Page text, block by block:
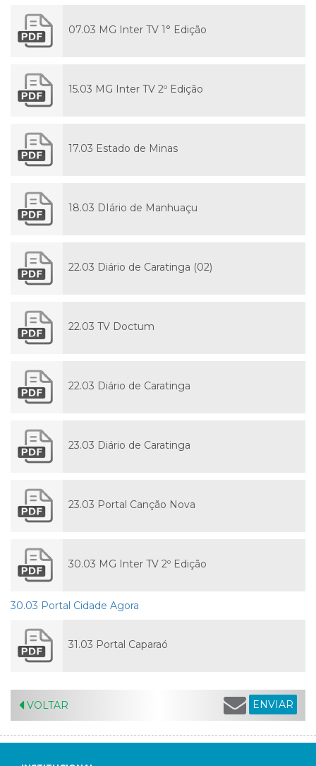
07.03 MG Inter TV 1° Edição
15.03 MG Inter TV 2º Edição
17.03 Estado de Minas
18.03 DIário de Manhuaçu
22.03 Diário de Caratinga (02)
22.03 TV Doctum
22.03 Diário de Caratinga
23.03 Diário de Caratinga
23.03 Portal Canção Nova
30.03 MG Inter TV 2º Edição
30.03 Portal Cidade Agora
31.03 Portal Caparaó
VOLTAR ENVIAR